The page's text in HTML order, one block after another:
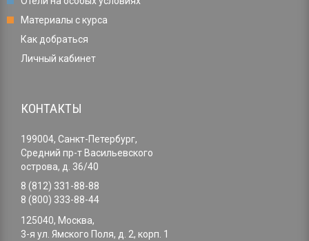
Материалы с курса
Как добраться
Личный кабинет
КОНТАКТЫ
199004, Санкт-Петербург,
Средний пр-т Васильевского
острова, д. 36/40
8 (812) 331-88-88
8 (800) 333-88-44
125040, Москва,
3-я ул. Ямского Поля, д. 2, корп. 1